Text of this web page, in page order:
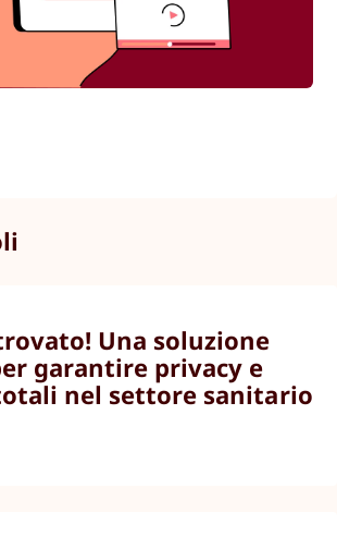
Una soluzione
garantire privacy e
nel settore sanitario